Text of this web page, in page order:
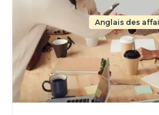
Anglais des